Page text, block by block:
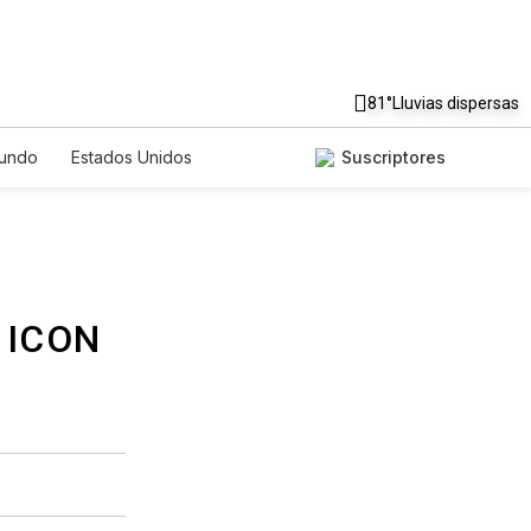
81°Lluvias dispersas
Estados Unidos
Suscriptores